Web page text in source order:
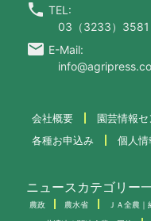
call TEL:
03（3233）3581
email E-Mail:
会社概要 園芸情報セ
各種お申込み
個人
ニュースカテゴリー
農政 農水省 ＪＡ全農